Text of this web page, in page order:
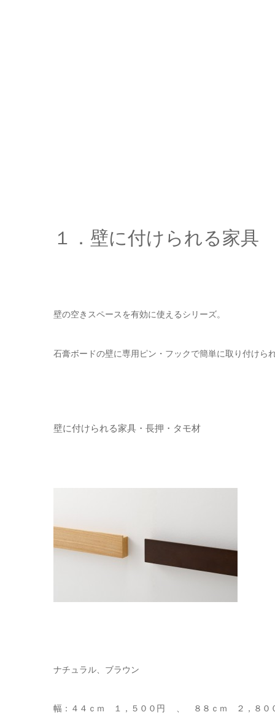
１．壁に付けられる家具
壁の空きスペースを有効に使えるシリーズ。
石膏ボードの壁に専用ピン・フックで簡単に取り付けら
壁に付けられる家具・長押・タモ材
ナチュラル、ブラウン
幅：４４ｃｍ １，５００円 、 ８８ｃｍ ２，８０